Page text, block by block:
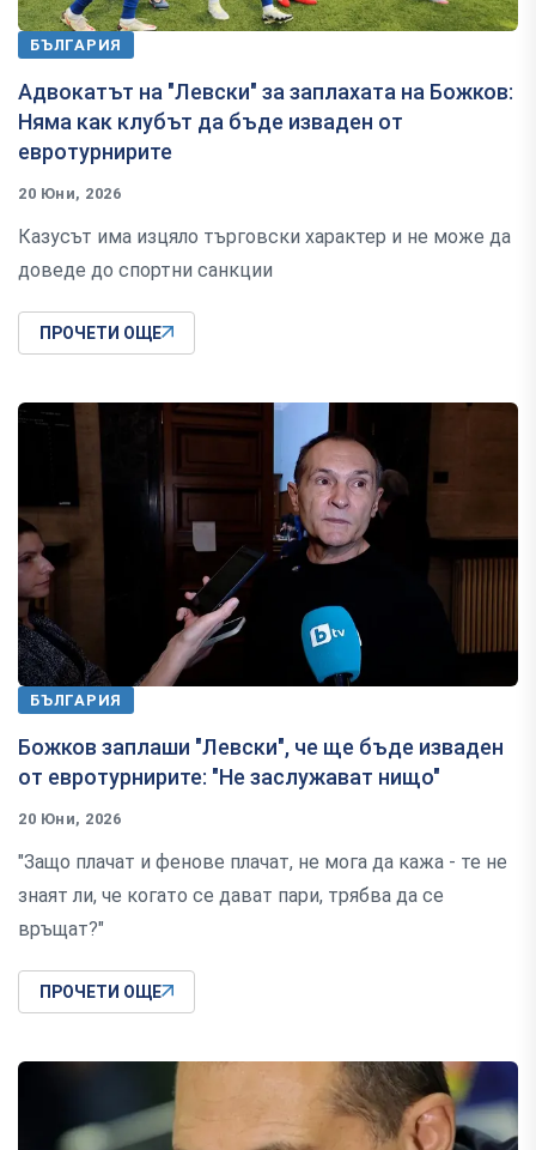
БЪЛГАРИЯ
Адвокатът на "Левски" за заплахата на Божков:
Няма как клубът да бъде изваден от
евротурнирите
20 Юни, 2026
Казусът има изцяло търговски характер и не може да
доведе до спортни санкции
ПРОЧЕТИ ОЩЕ
БЪЛГАРИЯ
Божков заплаши "Левски", че ще бъде изваден
от евротурнирите: "Не заслужават нищо"
20 Юни, 2026
"Защо плачат и фенове плачат, не мога да кажа - те не
знаят ли, че когато се дават пари, трябва да се
връщат?"
ПРОЧЕТИ ОЩЕ